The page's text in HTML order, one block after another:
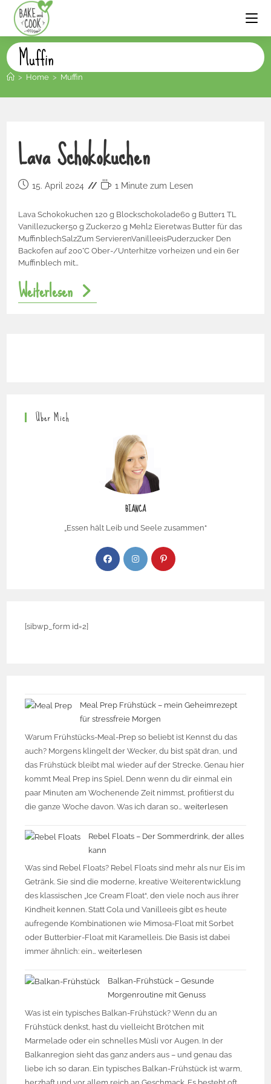
Muffin
> Home > Muffin
Lava Schokokuchen
15. April 2024 1 Minute zum Lesen
Lava Schokokuchen 120 g Blockschokolade60 g Butter1 TL
Vanillezucker50 g Zucker20 g Mehl2 Eieretwas Butter für das
MuffinblechSalzZum ServierenVanilleeisPuderzucker Den
Backofen auf 200°C Ober-/Unterhitze vorheizen und ein 6er
Muffinblech mit…
Weiterlesen
Über Mich
BIANCA
„Essen hält Leib und Seele zusammen“
[sibwp_form id=2]
Meal Prep Frühstück – mein Geheimrezept
für stressfreie Morgen
Warum Frühstücks-Meal-Prep so beliebt ist Kennst du das
auch? Morgens klingelt der Wecker, du bist spät dran, und
das Frühstück bleibt mal wieder auf der Strecke. Genau hier
kommt Meal Prep ins Spiel. Denn wenn du dir einmal ein
paar Minuten am Wochenende Zeit nimmst, profitierst du
die ganze Woche davon. Was ich daran so…weiterlesen
Rebel Floats – Der Sommerdrink, der alles
kann
Was sind Rebel Floats? Rebel Floats sind mehr als nur Eis im
Getränk. Sie sind die moderne, kreative Weiterentwicklung
des klassischen „Ice Cream Float“, den viele noch aus ihrer
Kindheit kennen. Statt Cola und Vanilleeis gibt es heute
aufregende Kombinationen wie Mimosa-Float mit Sorbet
oder Butterbier-Float mit Karamelleis. Die Basis ist dabei
immer ähnlich: ein…weiterlesen
Balkan-Frühstück – Gesunde
Morgenroutine mit Genuss
Was ist ein typisches Balkan-Frühstück? Wenn du an
Frühstück denkst, hast du vielleicht Brötchen mit
Marmelade oder ein schnelles Müsli vor Augen. In der
Balkanregion sieht das ganz anders aus – und genau das
liebe ich so daran. Ein typisches Balkan-Frühstück ist warm,